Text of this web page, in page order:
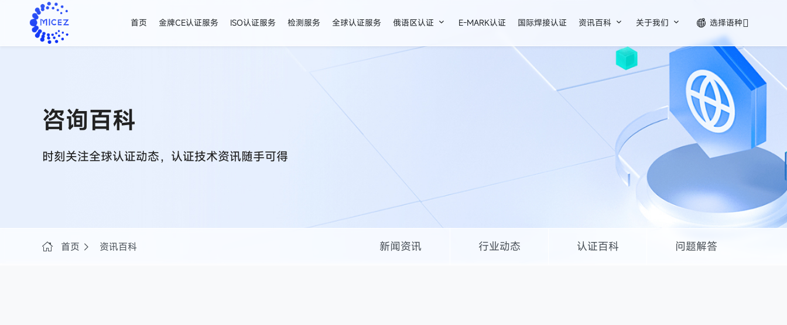
首页 金牌CE认证服务 ISO认证服务 检测服务 全球认证服务 俄语区认证  E-MARK认证 国际焊接认证 资讯百科  关于我们  选择语种
咨询百科
时刻关注全球认证动态，认证技术资讯随手可得
首页 资讯百科 新闻资讯 行业动态 认证百科 问题解答